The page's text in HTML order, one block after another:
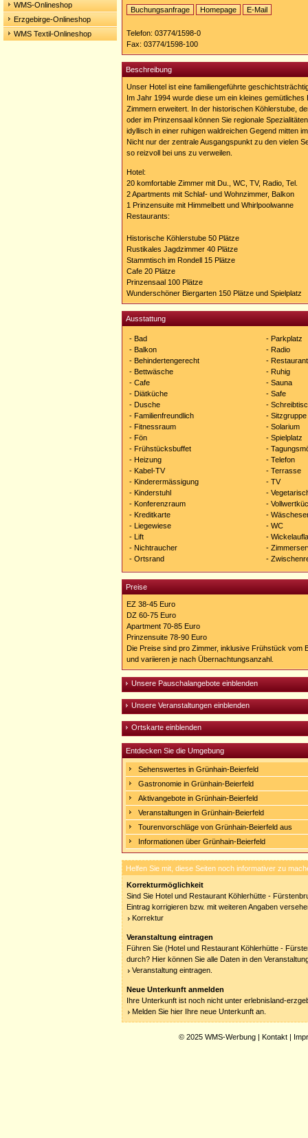
WMS-Onlineshop
Erzgebirge-Onlineshop
WMS Textil-Onlineshop
Buchungsanfrage
Homepage
http://www.koehlerhuette.com
E-Mail
Telefon: 03774/1598-0
Fax: 03774/1598-100
Beschreibung
Unser Hotel ist eine familiengeführte
Im Jahr 1994 wurde diese um ein kleines gemütliches
Zimmern erweitert. In der historischen Köhlerstube,
oder im Prinzensaal können Sie regionale
idyllisch in einer ruhigen waldreichen Gegend mitten
Nicht nur der zentrale Ausgangspunkt zu den vielen
so reizvoll bei uns zu verweilen.
Hotel:
20 komfortable Zimmer mit Du., WC, TV, Radio, Tel.
2 Apartments mit Schlaf- und Wohnzimmer, Balkon
1 Prinzensuite mit Himmelbett und Whirlpoolwanne
Restaurants:
Historische Köhlerstube 50 Plätze
Rustikales Jagdzimmer 40 Plätze
Stammtisch im Rondell 15 Plätze
Cafe 20 Plätze
Prinzensaal 100 Plätze
Wunderschöner Biergarten 150 Plätze und Spielplatz
Ausstattung
- Bad
- Balkon
- Behindertengerecht
- Bettwäsche
- Cafe
- Diätküche
- Dusche
- Familienfreundlich
- Fitnessraum
- Fön
- Frühstücksbuffet
- Heizung
- Kabel-TV
- Kinderermässigung
- Kinderstuhl
- Konferenzraum
- Kreditkarte
- Liegewiese
- Lift
- Nichtraucher
- Ortsrand
- Parkplatz
- Radio
- Restaurant
- Ruhig
- Sauna
- Safe
-
- Sitzgruppe
- Solarium
- Spielplatz
-
- Telefon
- Terrasse
- TV
-
-
-
- WC
-
-
-
Preise
EZ 38-45 Euro
DZ 60-75 Euro
Apartment 70-85 Euro
Prinzensuite 78-90 Euro
Die Preise sind pro Zimmer, inklusive Frühstück vom
und variieren je nach Übernachtungsanzahl.
Unsere Pauschalangebote einblenden
Unsere Veranstaltungen einblenden
Ortskarte einblenden
Entdecken Sie die Umgebung
Sehenswertes in Grünhain-Beierfeld
Gastronomie in Grünhain-Beierfeld
Aktivangebote in Grünhain-Beierfeld
Veranstaltungen in Grünhain-Beierfeld
Tourenvorschläge von Grünhain-Beierfeld aus
Informationen über Grünhain-Beierfeld
Helfen Sie mit, diese Seiten noch informativer zu
Korrekturmöglichkeit
Sind Sie Hotel und Restaurant Köhlerhütte -
Eintrag korrigieren bzw. mit weiteren Angaben
Korrektur
Veranstaltung eintragen
Führen Sie (Hotel und Restaurant Köhlerhütte -
durch? Hier können Sie alle Daten in den
Veranstaltung eintragen.
Neue Unterkunft anmelden
Ihre Unterkunft ist noch nicht unter erlebnisland-
Melden Sie hier Ihre neue Unterkunft an.
© 2025 WMS-Werbung | Kontakt |